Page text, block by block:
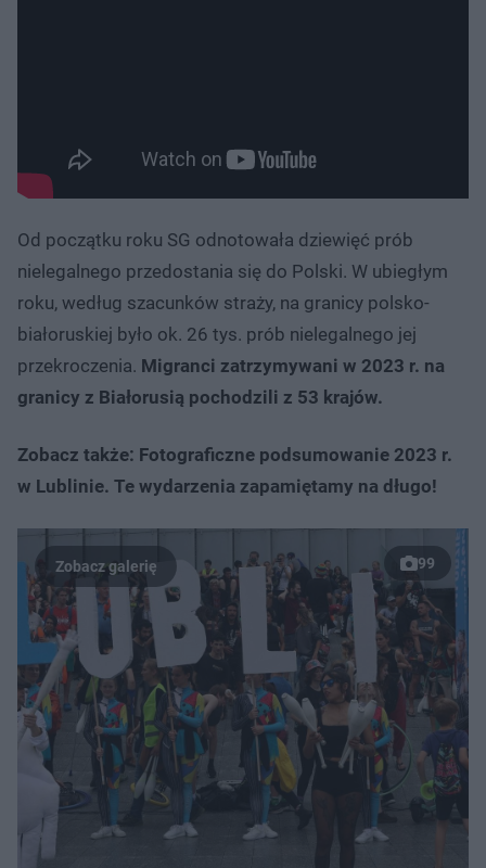
Od początku roku SG odnotowała dziewięć prób
nielegalnego przedostania się do Polski. W ubiegłym
roku, według szacunków straży, na granicy polsko-
białoruskiej było ok. 26 tys. prób nielegalnego jej
przekroczenia. Migranci zatrzymywani w 2023 r. na
granicy z Białorusią pochodzili z 53 krajów.
Zobacz także: Fotograficzne podsumowanie 2023 r.
w Lublinie. Te wydarzenia zapamiętamy na długo!
99